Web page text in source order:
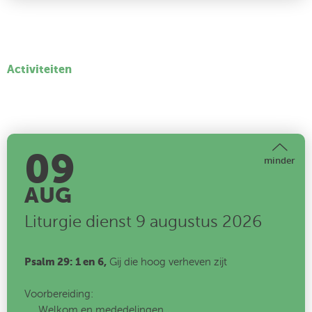
Activiteiten
09
AUG
Liturgie dienst 9 augustus 2026
Psalm 29: 1 en 6, Gij die hoog verheven zijt
Voorbereiding:
minder